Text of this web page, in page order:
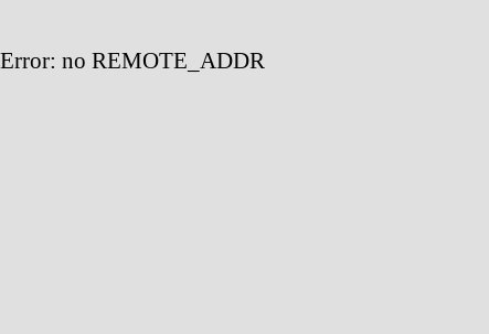
Error: no REMOTE_ADDR